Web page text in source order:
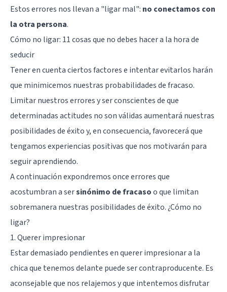
Estos errores nos llevan a "ligar mal": no conectamos con
la otra persona.
Cómo no ligar: 11 cosas que no debes hacer a la hora de
seducir
Tener en cuenta ciertos factores e intentar evitarlos harán
que minimicemos nuestras probabilidades de fracaso.
Limitar nuestros errores y ser conscientes de que
determinadas actitudes no son válidas aumentará nuestras
posibilidades de éxito y, en consecuencia, favorecerá que
tengamos experiencias positivas que nos motivarán para
seguir aprendiendo.
A continuación expondremos once errores que
acostumbran a sersinónimo de fracasoo que limitan
sobremanera nuestras posibilidades de éxito. ¿Cómo no
ligar?
1. Querer impresionar
Estar demasiado pendientes en querer impresionar a la
chica que tenemos delante puede ser contraproducente. Es
aconsejable que nos relajemos y que intentemos disfrutar